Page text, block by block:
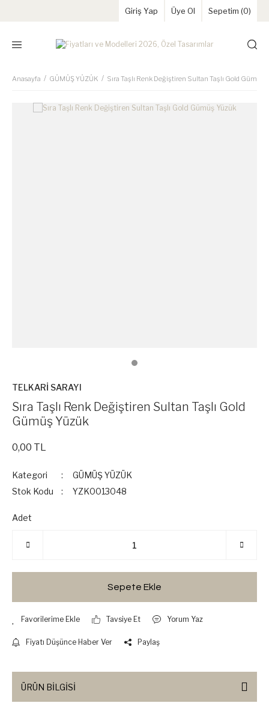
Giriş Yap Üye Ol Sepetim (0)
Anasayfa GÜMÜŞ YÜZÜK Sıra Taşlı Renk Değiştiren Sultan Taşlı Gold Gümüş
TELKARİ SARAYI
Sıra Taşlı Renk Değiştiren Sultan Taşlı Gold
Gümüş Yüzük
0,00 TL
Kategori
GÜMÜŞ YÜZÜK
Stok Kodu
YZK0013048
Adet
Sepete Ekle
Tavsiye Et Yorum Yaz
Fiyatı Düşünce Haber Ver Paylaş
ÜRÜN BİLGİSİ